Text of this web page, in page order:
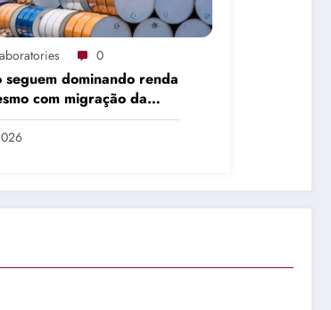
0
seguem dominando renda
com migração da